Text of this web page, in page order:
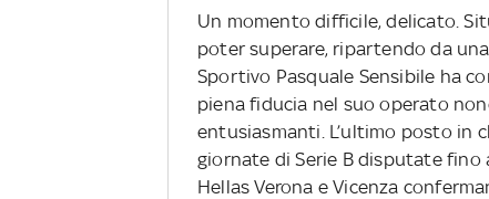
Un momento difficile, delicato.
poter superare, ripartendo da
Sportivo Pasquale Sensibile ha
piena fiducia nel suo operato
entusiasmanti. L’ultimo posto in
giornate di Serie B disputate
Hellas Verona e Vicenza